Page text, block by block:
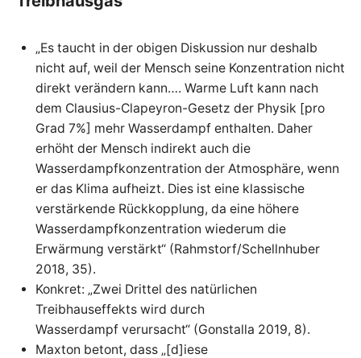
„Es taucht in der obigen Diskussion nur deshalb
nicht auf, weil der Mensch seine Konzentration nicht
direkt verändern kann…. Warme Luft kann nach
dem Clausius-Clapeyron-Gesetz der Physik [pro
Grad 7%] mehr Wasserdampf enthalten. Daher
erhöht der Mensch indirekt auch die
Wasserdampfkonzentration der Atmosphäre, wenn
er das Klima aufheizt. Dies ist eine klassische
verstärkende Rückkopplung, da eine höhere
Wasserdampfkonzentration wiederum die
Erwärmung verstärkt“ (Rahmstorf/Schellnhuber
2018, 35).
Konkret: „Zwei Drittel des natürlichen
Treibhauseffekts wird durch
Wasserdampf verursacht“ (Gonstalla 2019, 8).
Maxton betont, dass „[d]iese